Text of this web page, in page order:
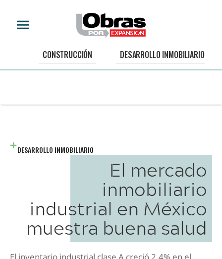
CONSTRUCCIÓN DESARROLLO INMOBILIARIO
DESARROLLO INMOBILIARIO
El mercado
inmobiliario
industrial en México
muestra buena salud